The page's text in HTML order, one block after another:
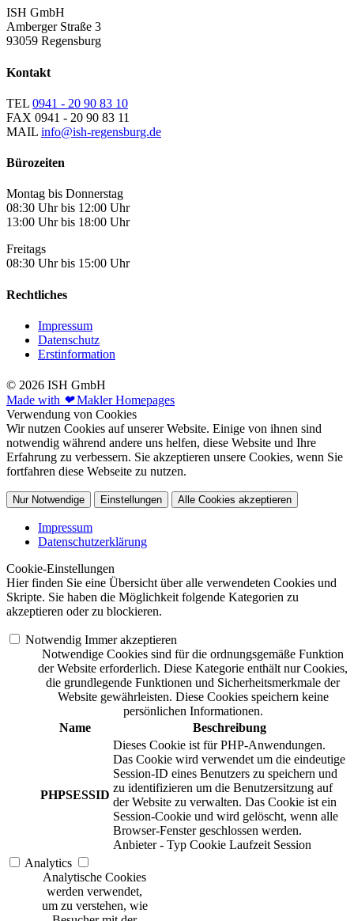
ISH GmbH
Amberger Straße 3
93059 Regensburg
Kontakt
TEL 0941 - 20 90 83 10
FAX 0941 - 20 90 83 11
MAIL info@ish-regensburg.de
Bürozeiten
Montag bis Donnerstag
08:30 Uhr bis 12:00 Uhr
13:00 Uhr bis 18:00 Uhr
Freitags
08:30 Uhr bis 15:00 Uhr
Rechtliches
Impressum
Datenschutz
Erstinformation
© 2026 ISH GmbH
Made with ❤Makler Homepages
Verwendung von Cookies
Wir nutzen Cookies auf unserer Website. Einige von ihnen sind
notwendig während andere uns helfen, diese Website und Ihre
Erfahrung zu verbessern. Sie akzeptieren unsere Cookies, wenn Sie
fortfahren diese Webseite zu nutzen.
Nur Notwendige Einstellungen Alle Cookies akzeptieren
Impressum
Datenschutzerklärung
Cookie-Einstellungen
Hier finden Sie eine Übersicht über alle verwendeten Cookies und
Skripte. Sie haben die Möglichkeit folgende Kategorien zu
akzeptieren oder zu blockieren.
Notwendig Immer akzeptieren
Notwendige Cookies sind für die ordnungsgemäße Funktion
der Website erforderlich. Diese Kategorie enthält nur Cookies,
die grundlegende Funktionen und Sicherheitsmerkmale der
Website gewährleisten. Diese Cookies speichern keine
persönlichen Informationen.
Name
Beschreibung
PHPSESSID
Dieses Cookie ist für PHP-Anwendungen.
Das Cookie wird verwendet um die eindeutige
Session-ID eines Benutzers zu speichern und
zu identifizieren um die Benutzersitzung auf
der Website zu verwalten. Das Cookie ist ein
Session-Cookie und wird gelöscht, wenn alle
Browser-Fenster geschlossen werden.
Anbieter - Typ Cookie Laufzeit Session
Analytics
Analytische Cookies
werden verwendet,
um zu verstehen, wie